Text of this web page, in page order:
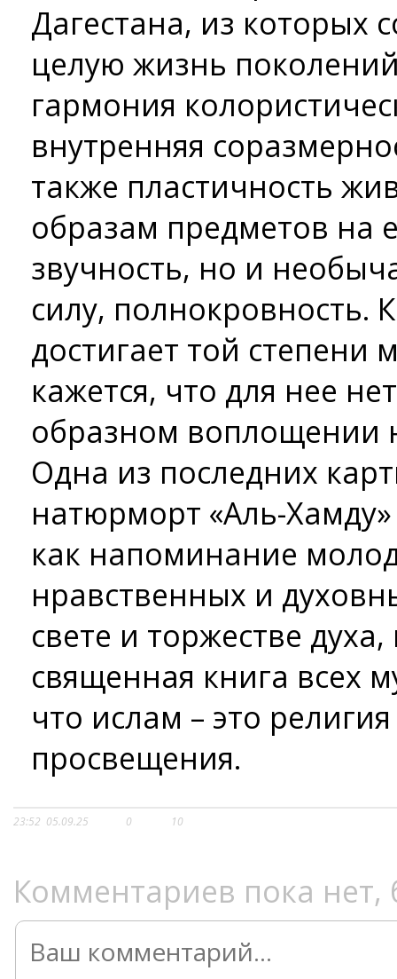
Дагестана, из которых
целую жизнь
гармония
внутренняя
также пластичность
образам предметов на
звучность, но и
силу, полнокровность.
достигает той степени
кажется, что для нее
образном воплощении
Одна из последних
натюрморт «Аль-
как напоминание
нравственных и
свете и торжестве
священная книга всех
что ислам – это
просвещения.
23:52 05.09.25 0 10
Комментариев пока нет,